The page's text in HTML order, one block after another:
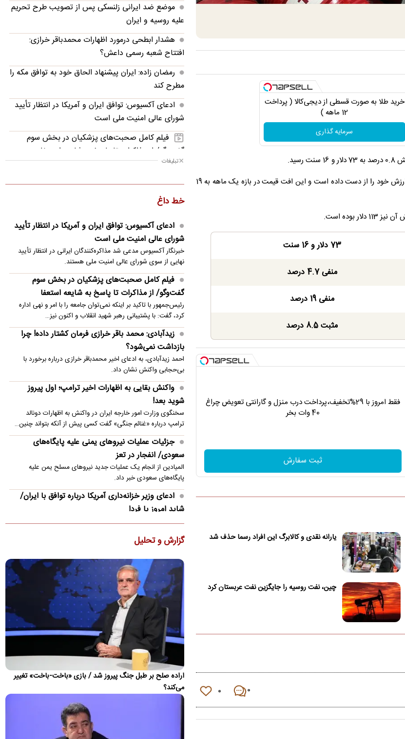
خرید طلا به صورت قسطی از دیجی‌کالا ( پرداخت
12 ماهه )
سرمایه گذاری
قیمت نفت برنت در طول هفت روز گذشته 4.7 درصد از ارزش خود را از دست داده است و این افت قیمت در بازه یک ماهه به 19
73 دلار و 16 سنت
منفی 4.7 درصد
منفی 19 درصد
مثبت 8.5 درصد
فقط امروز با 29%تخفیف،پرداخت درب منزل و گارانتی تعویض چراغ
40 وات بخر
ثبت سفارش
یارانه نقدی و کالابرگ این افراد رسما حذف شد
چین، نفت روسیه را جایگزین نفت عربستان کرد
۰ ۰
موضع ضد ایرانی زلنسکی پس از تصویب طرح تحریم
علیه روسیه و ایران
هشدار ابطحی درمورد اظهارات محمدباقر خرازی:
افتتاح شعبه رسمی داعش؟
رمضان زاده: ایران پیشنهاد الحاق خود به توافق مکه را
مطرح کند
ادعای آکسیوس: توافق ایران و آمریکا در انتظار تأیید
شورای عالی امنیت ملی است
فیلم کامل صحبت‌های پزشکیان در بخش سوم
گفت‌وگو/ از مذاکرات تا پاسخ به شایعه استعفا
بازداشت نمی‌شود؟
«ایرج» دوباره در بیمارستان بستری شد
عراقچی خطاب به همسایگان: زمان آن رسیده به خود
متکی باشیم
ادعای المیادین: عراقچی دوشنبه به پاکستان می‌رود
تصویب لایحه تشدید تحریم‌های روسیه و تمدید
تحریم‌های ایران در سنای آمریکا
اعتراض ترامپ به حکم تازه دادگاه علیه او
علت شنیده شدن صدای مهیب در آسمان مسکو
تبلیغات
خط داغ
ادعای آکسیوس: توافق ایران و آمریکا در انتظار تأیید
شورای عالی امنیت ملی است
خبرنگار آکسیوس مدعی شد مذاکره‌کنندگان ایرانی در انتظار تأیید
نهایی از سوی شورای عالی امنیت ملی هستند.
فیلم کامل صحبت‌های پزشکیان در بخش سوم
گفت‌وگو/ از مذاکرات تا پاسخ به شایعه استعفا
رئیس‌جمهور با تاکید بر اینکه نمی‌توان جامعه را با امر و نهی اداره
کرد، گفت: با پشتیبانی رهبر شهید انقلاب و اکنون نیز…
زیدآبادی: محمد باقر خرازی فرمان کشتار داده! چرا
بازداشت نمی‌شود؟
احمد زیدآبادی، به ادعای اخیر محمدباقر خرازی درباره برخورد با
بی‌حجابی واکنش نشان داد.
واکنش بقایی به اظهارات اخیر ترامپ؛ اول پیروز
شوید بعد!
سخنگوی وزارت امور خارجه ایران در واکنش به اظهارات دونالد
ترامپ درباره «غنائم جنگی» گفت کسی پیش از آنکه بتواند چنین…
جزئیات عملیات نیروهای یمنی علیه پایگاه‌های
سعودی/ انفجار در تعز
المیادین از انجام یک عملیات جدید نیروهای مسلح یمن علیه
پایگاه‌های سعودی خبر داد.
ادعای وزیر خزانه‌داری آمریکا درباره توافق با ایران/
شاید امروز یا فردا
وزیر خزانه‌داری آمریکا مدعی شد واشنگتن انتظار دارد در آینده
وزارت خارجه آمریکا از اعمال اقدامات ضدایرانی برای مختل کردن
مبادلات مالی مرتبط با ایران خبر داد.
ادعای هگست: ترامپ جنگ ایران را برد
وزیر جنگ آمریکا، با دفاع از عملکرد دونالد ترامپ در جنگ ایران،
تحولات اخیر منطقه را نشانه پیروزی رئیس‌جمهور آمریکا…
آزمون اصلی توافق مکه چه زمانی فرا می‌رسد و ایران
کجای ماجراست؟
پژوهشگر شورای آتلانتیک، می‌پرسد: «تصور کنید ایران در پاسخ به
یک حمله آمریکا، زیرساخت‌های نفتی عربستان را هدف قرار دهد.…
روایت فایننشال‌تایمز از ائتلاف‌های دفاعی جدید
درمیانه جنگ علیه ایران
تحلیلی اشاره دارد جنگ ایران معادلات امنیتی خاورمیانه را
دستخوش تغییر کرده و کشورهای منطقه را به سمت تقویت
گزارش و تحلیل
اراده صلح بر طبل جنگ پیروز شد / بازی «باخت-باخت» تغییر
می‌کند؟